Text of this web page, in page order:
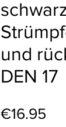
und
DEN 17
€16.95